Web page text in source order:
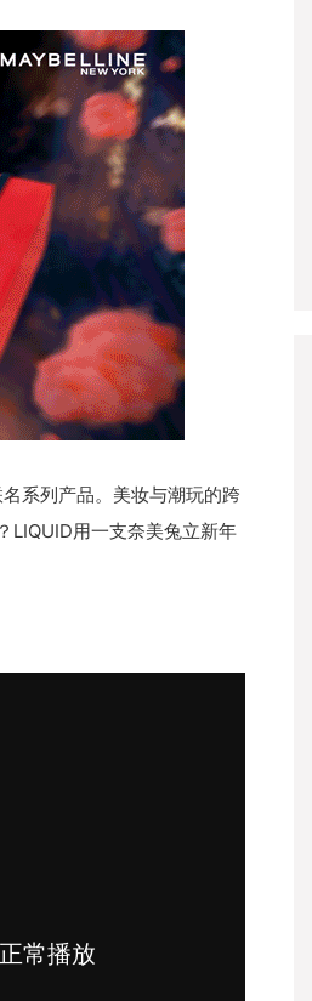
系列产品。美妆与潮玩的跨
LIQUID用一支奈美兔立新年